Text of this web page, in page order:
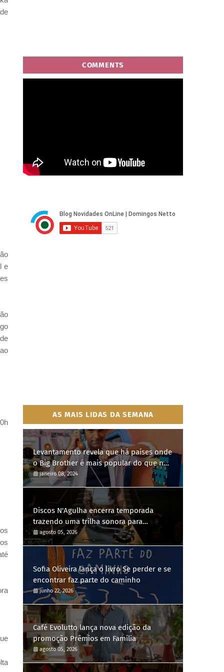
e
COMMENTS
AS MAIS LIDAS DA SEMANA
Levantamento revela que há países onde
o Big Brother é mais popular do que no
Brasil
janeiro 08, 2024
Discos N'Agulha encerra temporada
trazendo uma trilha sonora para
diferentes gerações
agosto 05, 2026
Sofia Oliveira lança o livro Se perder e se
encontrar faz parte do caminho
junho 22, 2026
Café Evolutto lança nova edição da
promoção Prêmios em Família
agosto 05, 2026